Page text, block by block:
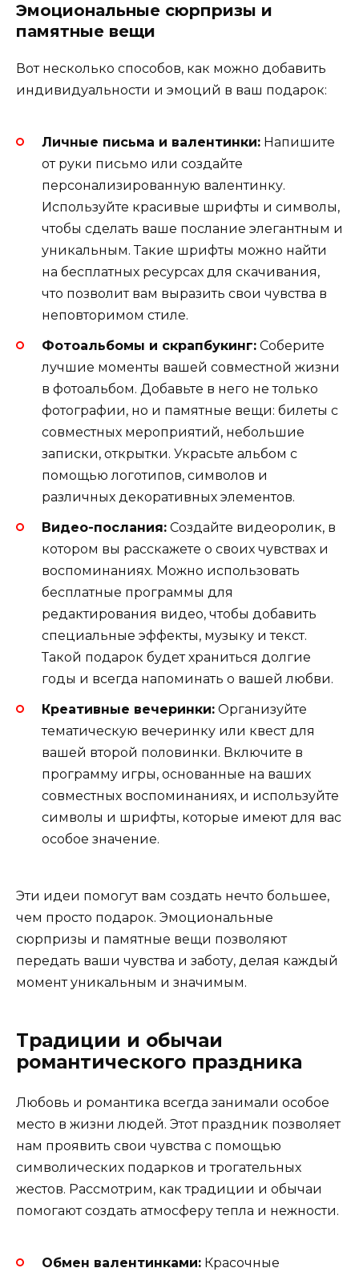
Эмоциональные сюрпризы и
памятные вещи
Вот несколько способов, как можно добавить
индивидуальности и эмоций в ваш подарок:
Личные письма и валентинки: Напишите
от руки письмо или создайте
персонализированную валентинку.
Используйте красивые шрифты и символы,
чтобы сделать ваше послание элегантным и
уникальным. Такие шрифты можно найти
на бесплатных ресурсах для скачивания,
что позволит вам выразить свои чувства в
неповторимом стиле.
Фотоальбомы и скрапбукинг: Соберите
лучшие моменты вашей совместной жизни
в фотоальбом. Добавьте в него не только
фотографии, но и памятные вещи: билеты с
совместных мероприятий, небольшие
записки, открытки. Украсьте альбом с
помощью логотипов, символов и
различных декоративных элементов.
Видео-послания: Создайте видеоролик, в
котором вы расскажете о своих чувствах и
воспоминаниях. Можно использовать
бесплатные программы для
редактирования видео, чтобы добавить
специальные эффекты, музыку и текст.
Такой подарок будет храниться долгие
годы и всегда напоминать о вашей любви.
Креативные вечеринки: Организуйте
тематическую вечеринку или квест для
вашей второй половинки. Включите в
программу игры, основанные на ваших
совместных воспоминаниях, и используйте
символы и шрифты, которые имеют для вас
особое значение.
Эти идеи помогут вам создать нечто большее,
чем просто подарок. Эмоциональные
сюрпризы и памятные вещи позволяют
передать ваши чувства и заботу, делая каждый
момент уникальным и значимым.
Традиции и обычаи
романтического праздника
Любовь и романтика всегда занимали особое
место в жизни людей. Этот праздник позволяет
нам проявить свои чувства с помощью
символических подарков и трогательных
жестов. Рассмотрим, как традиции и обычаи
помогают создать атмосферу тепла и нежности.
Обмен валентинками: Красочные